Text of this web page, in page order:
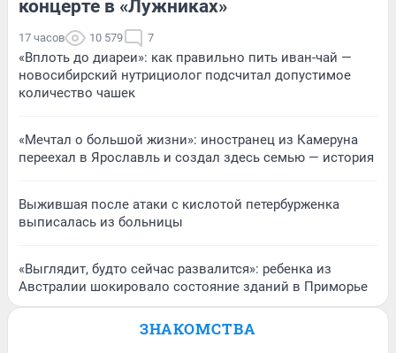
концерте в «Лужниках»
17 часов 10 579 7
«Вплоть до диареи»: как правильно пить иван-чай —
новосибирский нутрициолог подсчитал допустимое
количество чашек
«Мечтал о большой жизни»: иностранец из Камеруна
переехал в Ярославль и создал здесь семью — история
Выжившая после атаки с кислотой петербурженка
выписалась из больницы
«Выглядит, будто сейчас развалится»: ребенка из
Австралии шокировало состояние зданий в Приморье
ЗНАКОМСТВА